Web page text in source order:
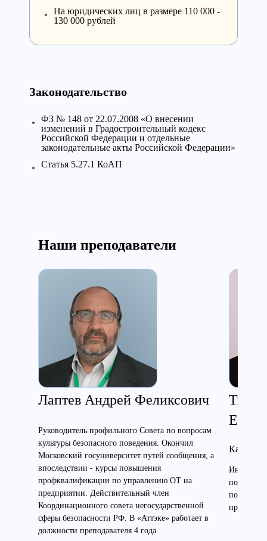
На юридических лиц в размере 110 000 -
130 000 рублей
Законодательство
ФЗ № 148 от 22.07.2008 «О внесении
изменений в Градостроительный кодекс
Российской Федерации и отдельные
законодательные акты Российской Федерации»
Статья 5.27.1 КоАП
Наши преподаватели
Лаптев Андрей Феликсович
Руководитель профильного Совета по вопросам
культуры безопасного поведения. Окончил
Московский госуниверситет путей сообщения, а
впоследствии - курсы повышения
профквалификации по управлению ОТ на
предприятии. Действительный член
Координационного совета негосударственной
сферы безопасности РФ. В «Аттэке» работает в
должности преподавателя 4 года.
Инженер
по
по